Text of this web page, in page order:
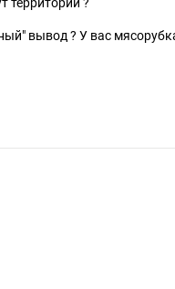
территории ?
вывод ? У вас
согласие обеих сторон.
мясорубок, к